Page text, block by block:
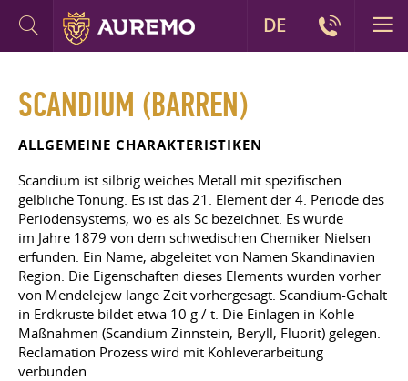
SCANDIUM (BARREN)
ALLGEMEINE CHARAKTERISTIKEN
Scandium ist silbrig weiches Metall mit spezifischen
gelbliche Tönung. Es ist das 21. Element der 4. Periode des
Periodensystems, wo es als Sc bezeichnet. Es wurde
im Jahre 1879 von dem schwedischen Chemiker Nielsen
erfunden. Ein Name, abgeleitet von Namen Skandinavien
Region. Die Eigenschaften dieses Elements wurden vorher
von Mendelejew lange Zeit vorhergesagt. Scandium-Gehalt
in Erdkruste bildet etwa 10 g / t. Die Einlagen in Kohle
Maßnahmen (Scandium Zinnstein, Beryll, Fluorit) gelegen.
Reclamation Prozess wird mit Kohleverarbeitung
verbunden.
DE